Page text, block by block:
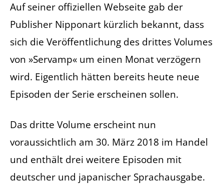
Auf seiner offiziellen Webseite gab der
Publisher Nipponart kürzlich bekannt, dass
sich die Veröffentlichung des drittes Volumes
von »Servamp« um einen Monat verzögern
wird. Eigentlich hätten bereits heute neue
Episoden der Serie erscheinen sollen.
Das dritte Volume erscheint nun
voraussichtlich am 30. März 2018 im Handel
und enthält drei weitere Episoden mit
deutscher und japanischer Sprachausgabe.